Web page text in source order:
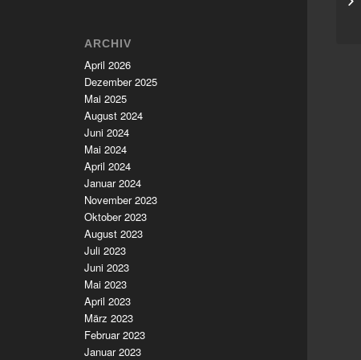
ARCHIV
April 2026
Dezember 2025
Mai 2025
August 2024
Juni 2024
Mai 2024
April 2024
Januar 2024
November 2023
Oktober 2023
August 2023
Juli 2023
Juni 2023
Mai 2023
April 2023
März 2023
Februar 2023
Januar 2023